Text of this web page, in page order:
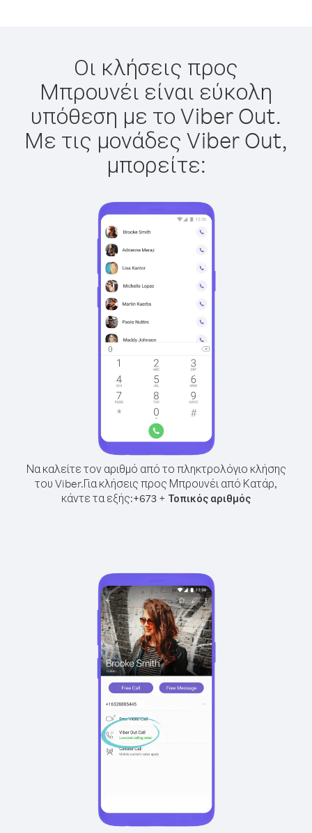
Οι κλήσεις προς
Μπρουνέι είναι εύκολη
υπόθεση με το Viber Out.
Με τις μονάδες Viber Out,
μπορείτε:
Να καλείτε τον αριθμό από το πληκτρολόγιο κλήσης
του Viber.Για κλήσεις προς Μπρουνέι από Κατάρ,
κάντε τα εξής:+673 + Τοπικός αριθμός